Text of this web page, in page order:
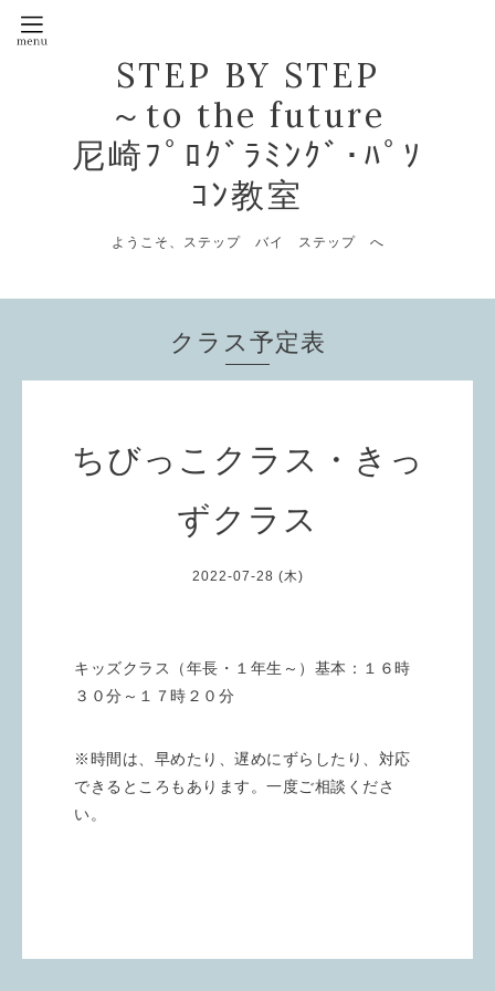
STEP BY STEP
～to the future
尼崎ﾌﾟﾛｸﾞﾗﾐﾝｸﾞ･ﾊﾟｿ
ｺﾝ教室
ようこそ、ステップ バイ ステップ へ
クラス予定表
ちびっこクラス・きっ
ずクラス
2022-07-28 (木)
キッズクラス（年長・１年生～）基本：１６時
３０分～１７時２０分
※時間は、早めたり、遅めにずらしたり、対応
できるところもあります。一度ご相談くださ
い。